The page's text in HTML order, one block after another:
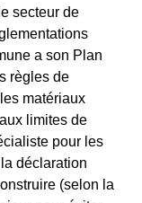
secteur de
a son Plan
règles de
matériaux
limites de
pour les
déclaration
(selon la